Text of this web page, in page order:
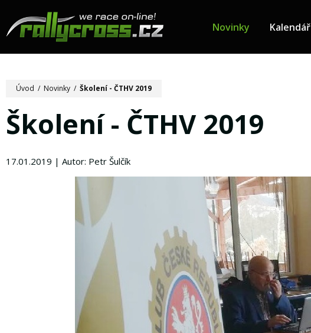
Novinky Kalendář
Úvod / Novinky / Školení - ČTHV 2019
Školení - ČTHV 2019
17.01.2019 | Autor: Petr Šulčík